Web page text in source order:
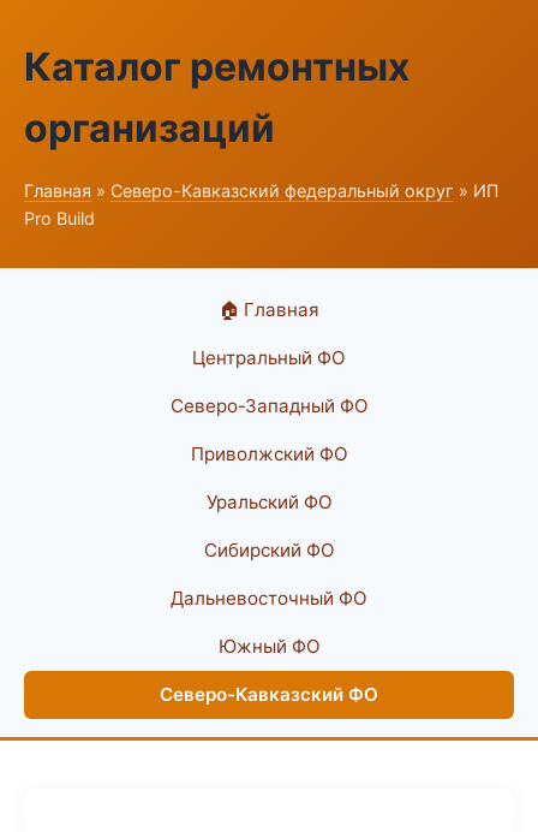
Каталог ремонтных
организаций
Главная » Северо-Кавказский федеральный округ » ИП
Pro Build
🏠 Главная
Центральный ФО
Северо-Западный ФО
Приволжский ФО
Уральский ФО
Сибирский ФО
Дальневосточный ФО
Южный ФО
Северо-Кавказский ФО